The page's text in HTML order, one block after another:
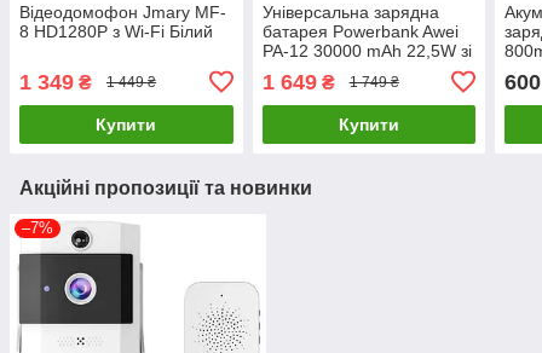
Відеодомофон Jmary MF-
8 HD1280P з Wi-Fi Білий
1 349 ₴ 1 449 ₴
Купити
Універсальна зарядна
батарея Powerbank Awei
PA-12 30000 mAh 22,5W зі
Чорний
1 649₴ 1 749 ₴
Купити
600
Акційні пропозиції та новинки
–7%